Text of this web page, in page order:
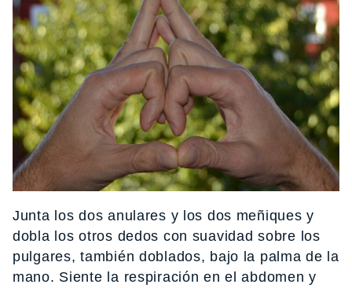
Junta los dos anulares y los dos meñiques y
dobla los otros dedos con suavidad sobre los
pulgares, también doblados, bajo la palma de la
mano. Siente la respiración en el abdomen y